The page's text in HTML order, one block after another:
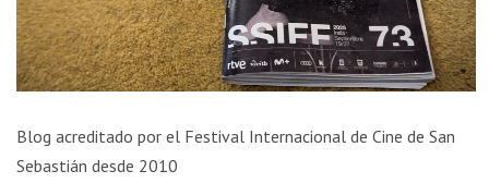
Blog acreditado por el Festival Internacional de Cine de San
Sebastián desde 2010